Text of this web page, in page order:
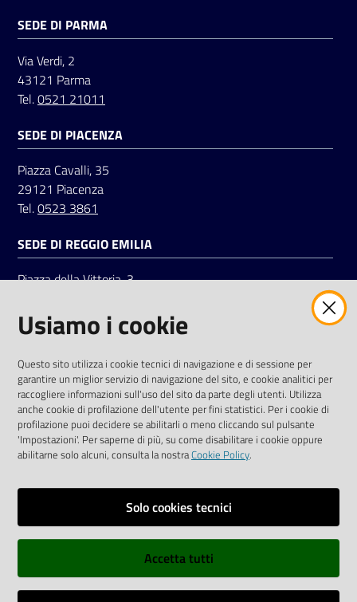
SEDE DI PARMA
Via Verdi, 2
43121 Parma
Tel.0521 21011
SEDE DI PIACENZA
Piazza Cavalli, 35
29121 Piacenza
Tel.0523 3861
SEDE DI REGGIO EMILIA
Piazza della Vittoria, 3
Tel.0522 7961
LinkedinFacebookInstagram
Informative e liberatorie privacy
Dichiarazione di accessibilità
Usiamo i cookie
Questo sito utilizza i cookie tecnici di navigazione e di sessione per
garantire un miglior servizio di navigazione del sito, e cookie analitici per
raccogliere informazioni sull'uso del sito da parte degli utenti. Utilizza
anche cookie di profilazione dell'utente per fini statistici. Per i cookie di
profilazione puoi decidere se abilitarli o meno cliccando sul pulsante
'Impostazioni'. Per saperne di più, su come disabilitare i cookie oppure
abilitarne solo alcuni, consulta la nostraCookie Policy.
Solo cookies tecnici
Accetta tutti